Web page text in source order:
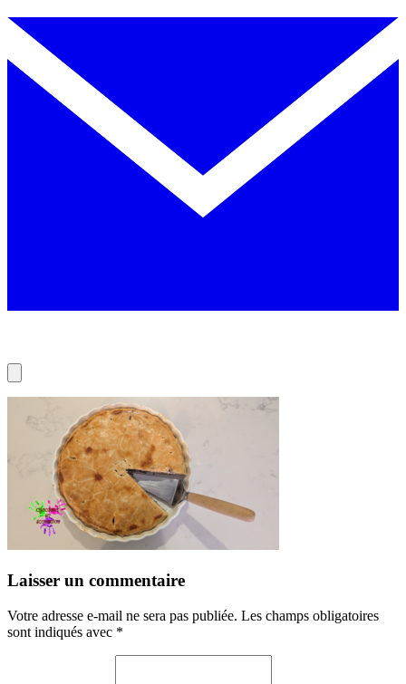
Laisser un commentaire
Votre adresse e-mail ne sera pas publiée. Les champs obligatoires
sont indiqués avec *